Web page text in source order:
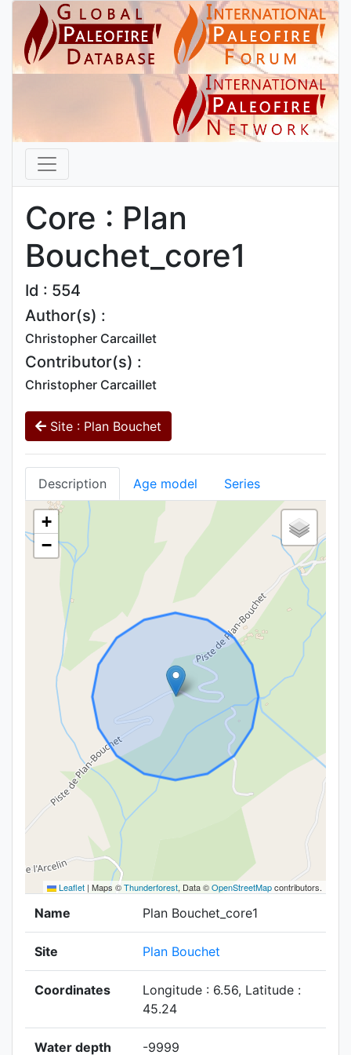
Core : Plan
Bouchet_core1
Id : 554
Author(s) :
Christopher Carcaillet
Contributor(s) :
Christopher Carcaillet
Site : Plan Bouchet
Description Age model Series
+
−
Leaflet | Maps ©Thunderforest, Data ©OpenStreetMapcontributors.
Name Plan Bouchet_core1
Site Plan Bouchet
Coordinates
Longitude : 6.56, Latitude :
45.24
Water depth -9999